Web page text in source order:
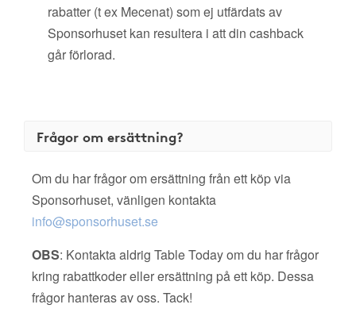
rabatter (t ex Mecenat) som ej utfärdats av
Sponsorhuset kan resultera i att din cashback
går förlorad.
Frågor om ersättning?
Om du har frågor om ersättning från ett köp via
Sponsorhuset, vänligen kontakta
info@sponsorhuset.se
OBS: Kontakta aldrig Table Today om du har frågor
kring rabattkoder eller ersättning på ett köp. Dessa
frågor hanteras av oss. Tack!